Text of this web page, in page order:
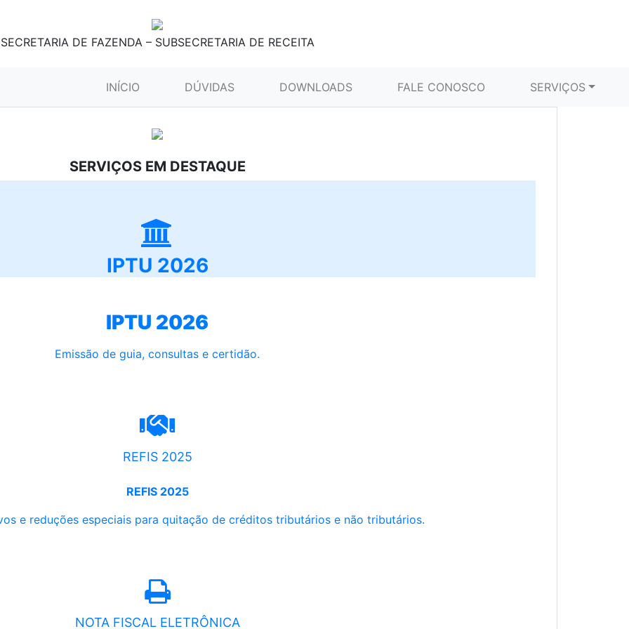
SECRETARIA DE FAZENDA – SUBSECRETARIA DE RECEITA
INÍCIO (CURRENT)DÚVIDAS DOWNLOADS FALE CONOSCO SERVIÇOS
SERVIÇOS EM DESTAQUE
IPTU 2026
IPTU 2026
Emissão de guia, consultas e certidão.
REFIS 2025
REFIS 2025
e reduções especiais para quitação de créditos tributários e não tributários.
NOTA FISCAL ELETRÔNICA